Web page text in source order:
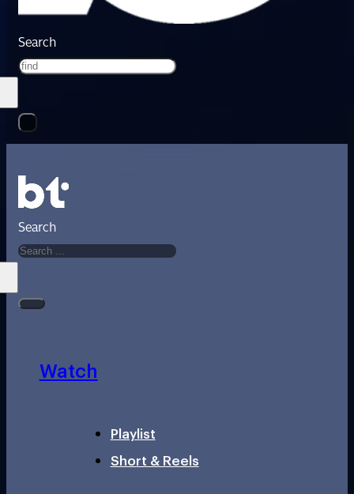
Search
Search
Watch
Playlist
Short & Reels